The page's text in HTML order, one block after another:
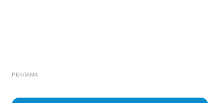
РЕКЛАМА